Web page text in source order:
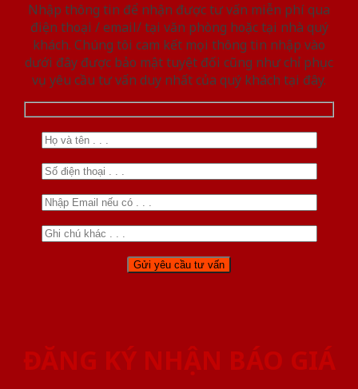
Nhập thông tin để nhận được tư vấn miễn phí qua
điện thoại / email/ tại văn phòng hoặc tại nhà quý
khách. Chúng tôi cam kết mọi thông tin nhập vào
dưới đây được bảo mật tuyệt đối cũng như chỉ phục
vụ yêu cầu tư vấn duy nhất của quý khách tại đây.
ĐĂNG KÝ NHẬN BÁO GIÁ